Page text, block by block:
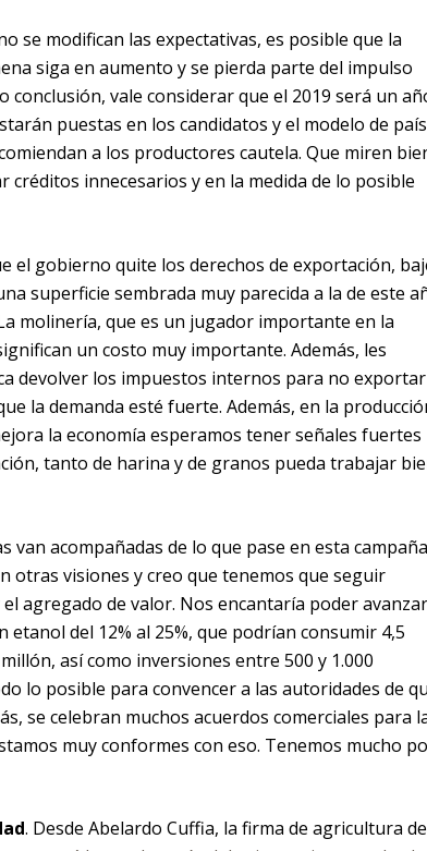
se modifican las expectativas, es posible que la
siga en aumento y se pierda parte del impulso
conclusión, vale considerar que el 2019 será un
puestas en los candidatos y el modelo de país
a los productores cautela. Que miren
créditos innecesarios y en la medida de lo posible
el gobierno quite los derechos de exportación,
superficie sembrada muy parecida a la de este
molinería, que es un jugador importante en la
un costo muy importante. Además, les
devolver los impuestos internos para no exportar
la demanda esté fuerte. Además, en la
la economía esperamos tener señales fuertes
tanto de harina y de granos pueda trabajar
van acompañadas de lo que pase en esta
otras visiones y creo que tenemos que seguir
agregado de valor. Nos encantaría poder
del 12% al 25%, que podrían consumir 4,5
así como inversiones entre 500 y 1.000
lo posible para convencer a las autoridades de
se celebran muchos acuerdos comerciales para
muy conformes con eso. Tenemos mucho
. Desde Abelardo Cuffia, la firma de agricultura de